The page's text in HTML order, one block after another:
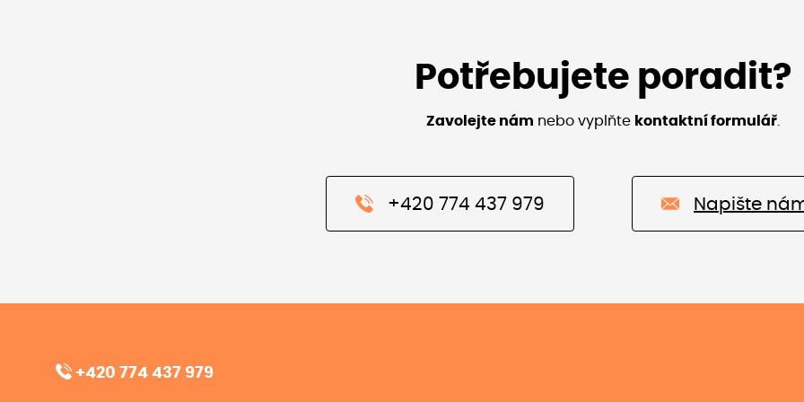
Potřebujete poradit?
Zavolejte nám nebo vyplňte kontaktní formulář.
+420 774 437 979 Napište
+420 774 437 979